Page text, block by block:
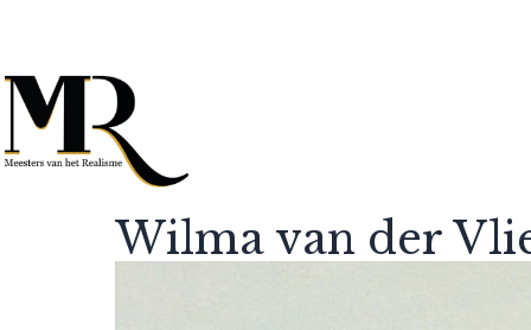
Wilma van der